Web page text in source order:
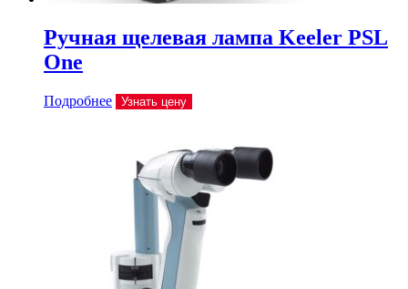
Ручная щелевая лампа Keeler PSL
One
Подробнее Узнать цену